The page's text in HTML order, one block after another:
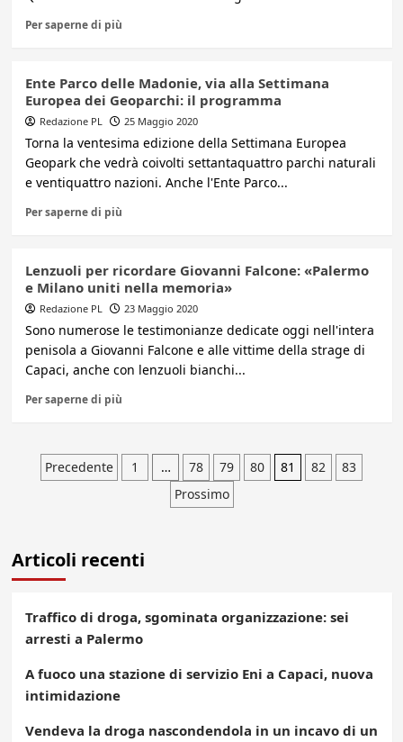
Per saperne di più
Ente Parco delle Madonie, via alla Settimana
Europea dei Geoparchi: il programma
Redazione PL 25 Maggio 2020
Torna la ventesima edizione della Settimana Europea
Geopark che vedrà coivolti settantaquattro parchi naturali
e ventiquattro nazioni. Anche l'Ente Parco...
Per saperne di più
Lenzuoli per ricordare Giovanni Falcone: «Palermo
e Milano uniti nella memoria»
Redazione PL 23 Maggio 2020
Sono numerose le testimonianze dedicate oggi nell'intera
penisola a Giovanni Falcone e alle vittime della strage di
Capaci, anche con lenzuoli bianchi...
Per saperne di più
Paginazione
Precedente 1 … 78 79 80 81 82
83
Prossimo
Articoli recenti
Traffico di droga, sgominata organizzazione: sei
arresti a Palermo
A fuoco una stazione di servizio Eni a Capaci, nuova
intimidazione
Vendeva la droga nascondendola in un incavo di un